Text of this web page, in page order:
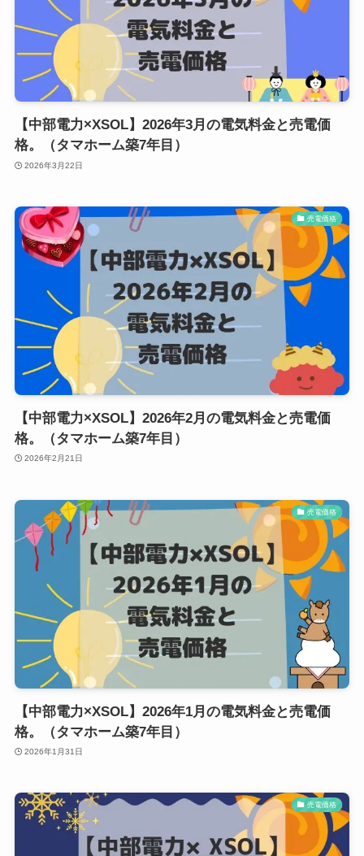
【中部電力×XSOL】2026年3月の電気料金と売電価
格。（タマホーム築7年目）
2026年3月22日
売電価格
【中部電力×XSOL】2026年2月の電気料金と売電価
格。（タマホーム築7年目）
2026年2月21日
売電価格
【中部電力×XSOL】2026年1月の電気料金と売電価
格。（タマホーム築7年目）
2026年1月31日
売電価格